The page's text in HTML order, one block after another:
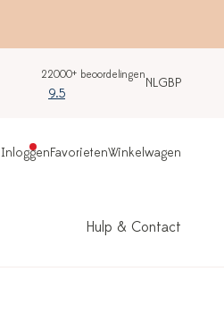
22000+ beoordelingen
9.5
NLGBP
InloggenFavorietenWinkelwagen
Hulp & Contact